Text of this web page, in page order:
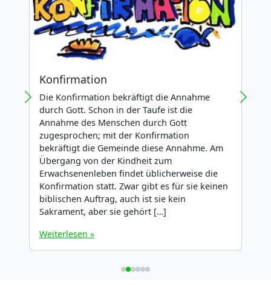
Konfirmation
Die Konfirmation bekräftigt die Annahme
durch Gott. Schon in der Taufe ist die
Annahme des Menschen durch Gott
zugesprochen; mit der Konfirmation
bekräftigt die Gemeinde diese Annahme. Am
Übergang von der Kindheit zum
Erwachsenenleben findet üblicherweise die
Konfirmation statt. Zwar gibt es für sie keinen
biblischen Auftrag, auch ist sie kein
Sakrament, aber sie gehört […]
Weiterlesen »